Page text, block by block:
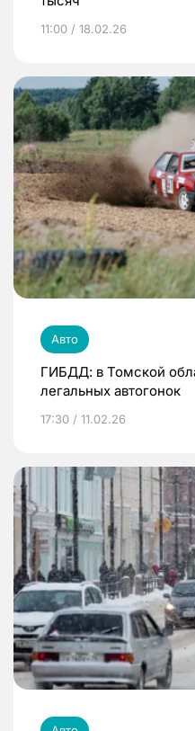
11:00 / 18.02.26
Авто
ГИБДД: в Томской
легальных автогонок
17:30 / 11.02.26